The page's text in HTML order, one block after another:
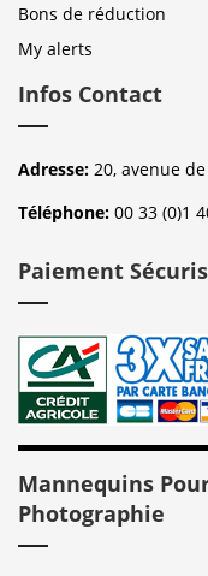
Bons de réduction
My alerts
Infos Contact
Adresse: 20, avenue
Téléphone: 00 33 (0)1
Paiement
Mannequins
Photographie